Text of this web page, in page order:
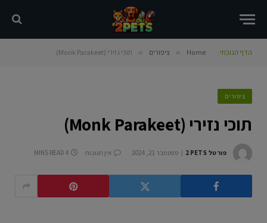
הדף הנוכחי: Home
» ציפורים » תוכי נזירי (Monk Parakeet)
ציפורים
תוכי נזירי (Monk Parakeet)
פורטל 2PETS ספטמבר 21, 2024 אין תגובות 4 MINS READ